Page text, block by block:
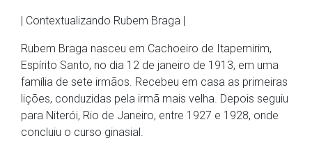
| Contextualizando Rubem Braga |
Rubem Braga nasceu em Cachoeiro de Itapemirim,
Espírito Santo, no dia 12 de janeiro de 1913, em uma
família de sete irmãos. Recebeu em casa as primeiras
lições, conduzidas pela irmã mais velha. Depois seguiu
para Niterói, Rio de Janeiro, entre 1927 e 1928, onde
concluiu o curso ginasial.